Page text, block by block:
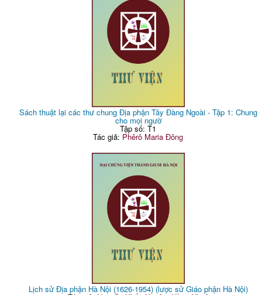
Sách thuật lại các thư chung Địa phận Tây Đàng Ngoài - Tập 1: Chung
cho mọi ngườ
Tập số: T1
Tác giả: Phêrô Maria Đông
Lịch sử Địa phận Hà Nội (1626-1954) (lược sử Giáo phận Hà Nội)